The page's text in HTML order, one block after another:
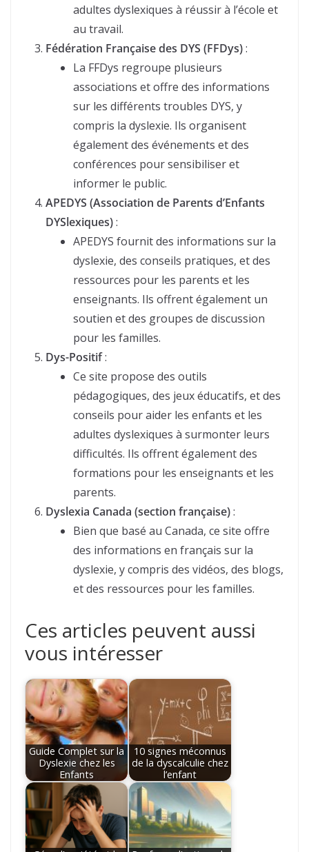
adultes dyslexiques à réussir à l’école et
au travail.
Fédération Française des DYS (FFDys):
La FFDys regroupe plusieurs
associations et offre des informations
sur les différents troubles DYS, y
compris la dyslexie. Ils organisent
également des événements et des
conférences pour sensibiliser et
informer le public.
APEDYS (Association de Parents d’Enfants
DYSlexiques):
APEDYS fournit des informations sur la
dyslexie, des conseils pratiques, et des
ressources pour les parents et les
enseignants. Ils offrent également un
soutien et des groupes de discussion
pour les familles.
Dys-Positif:
Ce site propose des outils
pédagogiques, des jeux éducatifs, et des
conseils pour aider les enfants et les
adultes dyslexiques à surmonter leurs
difficultés. Ils offrent également des
formations pour les enseignants et les
parents.
Dyslexia Canada (section française):
Bien que basé au Canada, ce site offre
des informations en français sur la
dyslexie, y compris des vidéos, des blogs,
et des ressources pour les familles.
Ces articles peuvent aussi
vous intéresser
Guide Complet sur la
Dyslexie chez les
Enfants
10 signes méconnus
de la dyscalculie chez
l’enfant